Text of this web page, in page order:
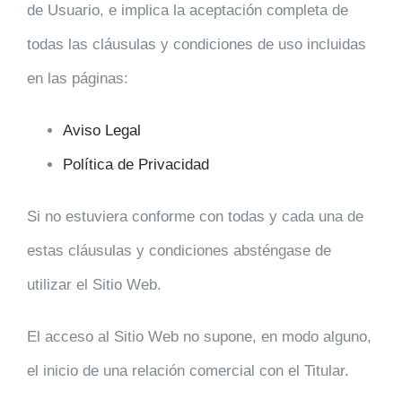
de Usuario, e implica la aceptación completa de
todas las cláusulas y condiciones de uso incluidas
en las páginas:
Aviso Legal
Política de Privacidad
Si no estuviera conforme con todas y cada una de
estas cláusulas y condiciones absténgase de
utilizar el Sitio Web.
El acceso al Sitio Web no supone, en modo alguno,
el inicio de una relación comercial con el Titular.